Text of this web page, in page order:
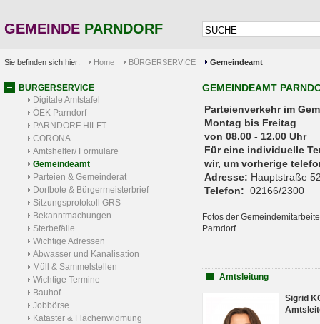
GEMEINDE PARNDORF
Sie befinden sich hier: Home BÜRGERSERVICE Gemeindeamt
BÜRGERSERVICE
Digitale Amtstafel
ÖEK Parndorf
PARNDORF HILFT
CORONA
Amtshelfer/ Formulare
Gemeindeamt
Parteien & Gemeinderat
Dorfbote & Bürgermeisterbrief
Sitzungsprotokoll GRS
Bekanntmachungen
Sterbefälle
Wichtige Adressen
Abwasser und Kanalisation
Müll & Sammelstellen
Wichtige Termine
Bauhof
Jobbörse
Kataster & Flächenwidmung
GEMEINDEAMT
Parteienverkehr
Montag bis Freitag
von 08.00 - 12.00 Uhr
Für eine individuelle
wir, um vorherige
Adresse: Hauptstraße
Telefon: 02166/2300
Fotos der
Parndorf.
Amtsleitung
Sigrid